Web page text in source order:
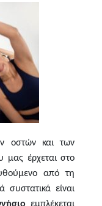
οστών και των
έρχεται στο
από τη
συστατικά είναι
εμπλέκεται